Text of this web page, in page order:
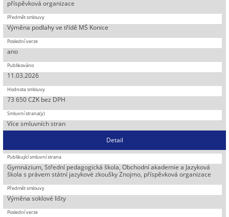
příspěvková organizace
Výměna podlahy ve třídě MŠ Konice
ano
11.03.2026
73 650 CZK bez DPH
Více smluvních stran
Detail
Gymnázium, Střední pedagogická škola, Obchodní akademie a Jazyková
škola s právem státní jazykové zkoušky Znojmo, příspěvková organizace
Výměna soklové lišty